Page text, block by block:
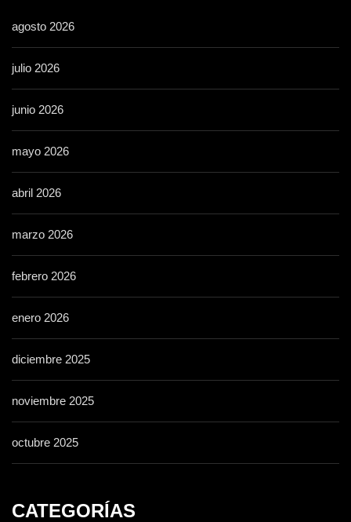
agosto 2026
julio 2026
junio 2026
mayo 2026
abril 2026
marzo 2026
febrero 2026
enero 2026
diciembre 2025
noviembre 2025
octubre 2025
CATEGORÍAS